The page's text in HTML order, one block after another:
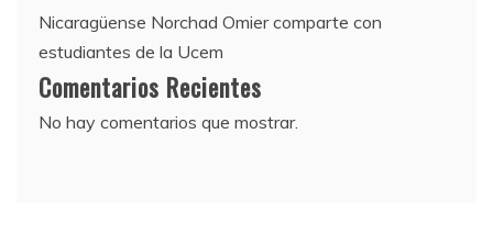
Nicaragüense Norchad Omier comparte con
estudiantes de la Ucem
Comentarios Recientes
No hay comentarios que mostrar.